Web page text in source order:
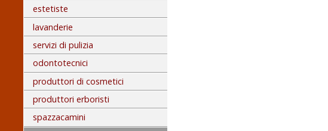
estetiste
lavanderie
servizi di pulizia
odontotecnici
produttori di cosmetici
produttori erboristi
spazzacamini